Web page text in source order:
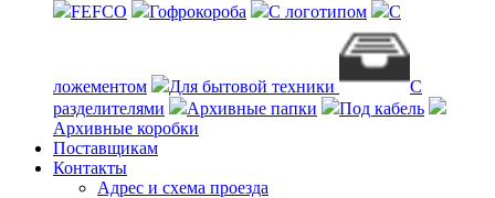
FEFCO
Гофрокороба С логотипом С
ложементом Для бытовой техники
С
разделителями
Архивные папки
Под кабель
Архивные коробки
Поставщикам
Контакты
Адрес и схема проезда